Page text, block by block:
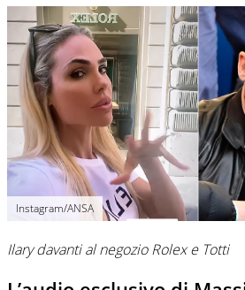
Instagram/ANSA
Ilary davanti al negozio Rolex e Totti